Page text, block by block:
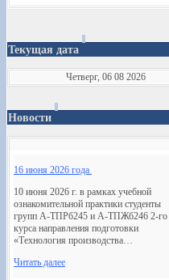
Текущая дата
Четверг, 06 08 2026
Новости
16 июня 2026 года
10 июня 2026 г. в рамках учебной
ознакомительной практики студенты
групп А-ТПРб245 и А-ТПЖб246 2-го
курса направления подготовки
«Технология производства…
Читать далее